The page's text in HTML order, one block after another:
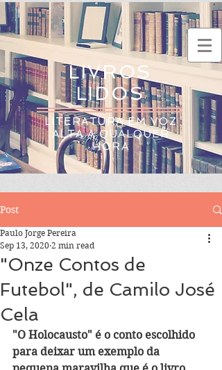
LIVROS
LIDOS
LITERATURA EM VOZ
ALTA A QUALQUER
HORA
Post
"Onze Contos de
Futebol", de Camilo José
Cela
Paulo Jorge Pereira
Sep 13, 2020 2 min read
"O Holocausto" é o conto escolhido
para deixar um exemplo da